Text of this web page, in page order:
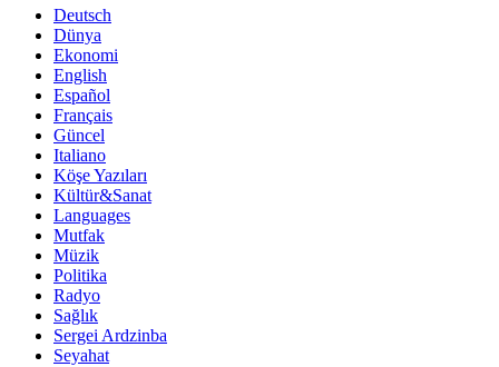
Deutsch
Dünya
Ekonomi
English
Español
Français
Güncel
Italiano
Köşe Yazıları
Kültür&Sanat
Languages
Mutfak
Müzik
Politika
Radyo
Sağlık
Sergei Ardzinba
Seyahat